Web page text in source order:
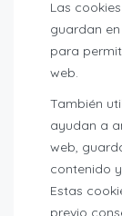
Las
guardan
para
web.
También
ayudan a
web,
contenido
Estas